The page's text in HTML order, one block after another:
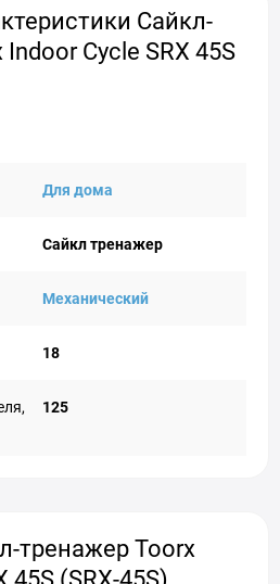
Сайкл-
Cycle SRX 45S
Для дома
Сайкл тренажер
Механический
18
125
тренажер Toorx